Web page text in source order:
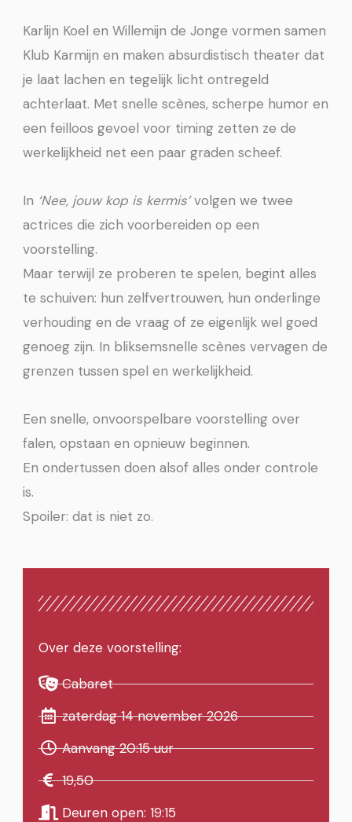
Karlijn Koel en Willemijn de Jonge vormen samen
Klub Karmijn en maken absurdistisch theater dat
je laat lachen en tegelijk licht ontregeld
achterlaat. Met snelle scènes, scherpe humor en
een feilloos gevoel voor timing zetten ze de
werkelijkheid net een paar graden scheef.
In ‘Nee, jouw kop is kermis’volgen we twee
actrices die zich voorbereiden op een
voorstelling.
Maar terwijl ze proberen te spelen, begint alles
te schuiven: hun zelfvertrouwen, hun onderlinge
verhouding en de vraag of ze eigenlijk wel goed
genoeg zijn. In bliksemsnelle scènes vervagen de
grenzen tussen spel en werkelijkheid.
Een snelle, onvoorspelbare voorstelling over
falen, opstaan en opnieuw beginnen.
En ondertussen doen alsof alles onder controle
is.
Spoiler: dat is niet zo.
Over deze voorstelling:
Cabaret
zaterdag 14 november 2026
Aanvang 20:15 uur
19,50
Deuren open: 19:15